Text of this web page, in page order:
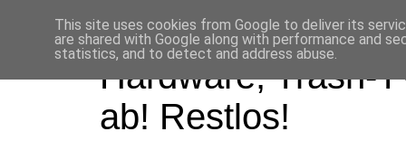
Hardware, Trash-
ab! Restlos!
This site uses cookies from Google to deliver its
are shared with Google along with performance and
statistics, and to detect and address abuse.